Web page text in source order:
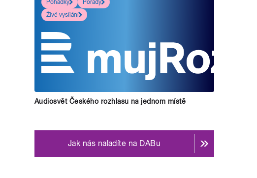
Pohádky
Pořady
Živé vysílání
Audiosvět Českého rozhlasu na jednom místě
Jak nás naladíte na DABu